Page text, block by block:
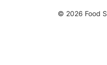
© 2026 Food